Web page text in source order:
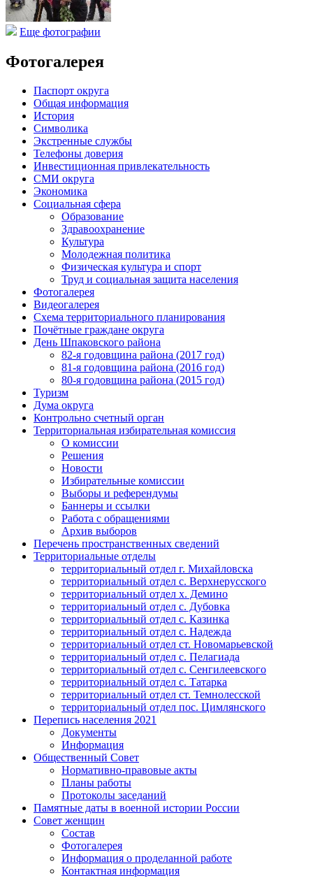
Еще фотографии
Фотогалерея
Паспорт округа
Общая информация
История
Символика
Экстренные службы
Телефоны доверия
Инвестиционная привлекательность
СМИ округа
Экономика
Социальная сфера
Образование
Здравоохранение
Культура
Молодежная политика
Физическая культура и спорт
Труд и социальная защита населения
Фотогалерея
Видеогалерея
Схема территориального планирования
Почётные граждане округа
День Шпаковского района
82-я годовщина района (2017 год)
81-я годовщина района (2016 год)
80-я годовщина района (2015 год)
Туризм
Дума округа
Контрольно счетный орган
Территориальная избирательная комиссия
О комиссии
Решения
Новости
Избирательные комиссии
Выборы и референдумы
Баннеры и ссылки
Работа с обращениями
Архив выборов
Перечень пространственных сведений
Территориальные отделы
территориальный отдел г. Михайловска
территориальный отдел с. Верхнерусского
территориальный отдел х. Демино
территориальный отдел с. Дубовка
территориальный отдел с. Казинка
территориальный отдел с. Надежда
территориальный отдел ст. Новомарьевской
территориальный отдел с. Пелагиада
территориальный отдел с. Сенгилеевского
территориальный отдел с. Татарка
территориальный отдел ст. Темнолесской
территориальный отдел пос. Цимлянского
Перепись населения 2021
Документы
Информация
Общественный Совет
Нормативно-правовые акты
Планы работы
Протоколы заседаний
Памятные даты в военной истории России
Совет женщин
Состав
Фотогалерея
Информация о проделанной работе
Контактная информация